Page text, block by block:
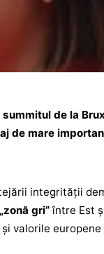
de la
de mare
integrităţii
gri”între Est
valorile europene